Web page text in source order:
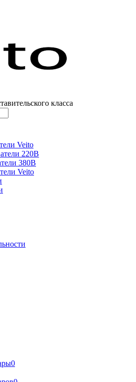
класса
Veito
220В
380В
Veito
0